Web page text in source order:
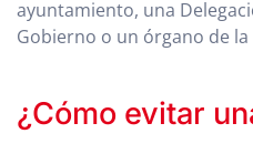
ayuntamiento, una
Gobierno o un órgano de
¿Cómo evitar